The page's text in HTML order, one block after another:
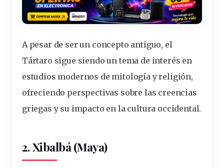
A pesar de ser un concepto antiguo, el
Tártaro sigue siendo un tema de interés en
estudios modernos de mitología y religión,
ofreciendo perspectivas sobre las creencias
griegas y su impacto en la cultura occidental.
2. Xibalbá (Maya)